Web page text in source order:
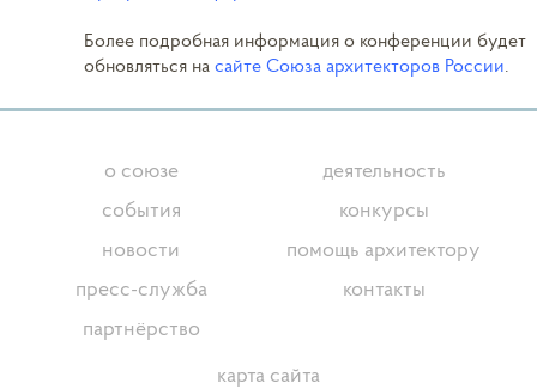
Более подробная информация о конференции будет
обновляться на сайте Союза архитекторов России.
о союзе
события
новости
пресс-служба
партнёрство
деятельность
конкурсы
помощь архитектору
контакты
карта сайта